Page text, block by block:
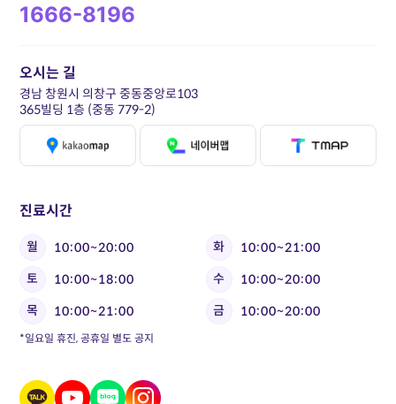
1666-8196
진료시간
월 10:00~20:00 화
10:00~21:00
토
10:00~18:00 수
10:00~20:00
목
10:00~21:00 금 10:00~20:00
*일요일 휴진, 공휴일 별도 공지
오시는 길
경남 창원시 의창구 중동중앙로103
365빌딩 1층 (중동 779-2)